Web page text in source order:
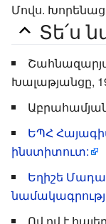
Մովս.
Տե՛ս
Խալաթյանցը,
ԵՊՀ
ինստիտուտ:
Եղիշե